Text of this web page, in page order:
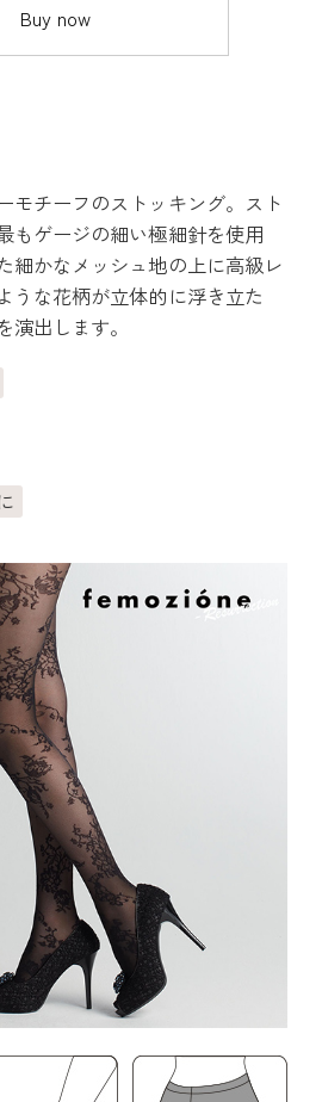
Buy now
モチーフのストッキング。スト
もゲージの細い極細針を使用
細かなメッシュ地の上に高級レ
うな花柄が立体的に浮き立た
出します。